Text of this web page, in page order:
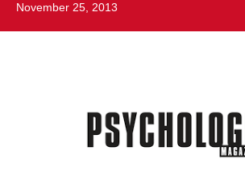
November 25, 2013